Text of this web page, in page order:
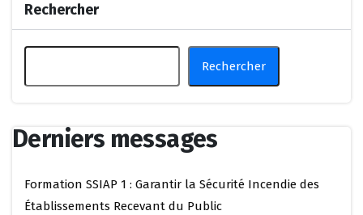
Rechercher
Rechercher
Derniers messages
Formation SSIAP 1 : Garantir la Sécurité Incendie des
Établissements Recevant du Public